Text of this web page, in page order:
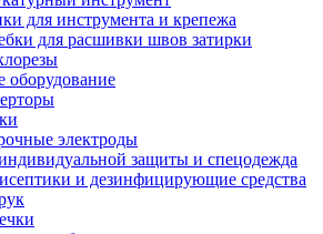
для инструмента и крепежа
для расшивки швов затирки
оборудование
электроды
защиты и спецодежда
и дезинфицирующие средства